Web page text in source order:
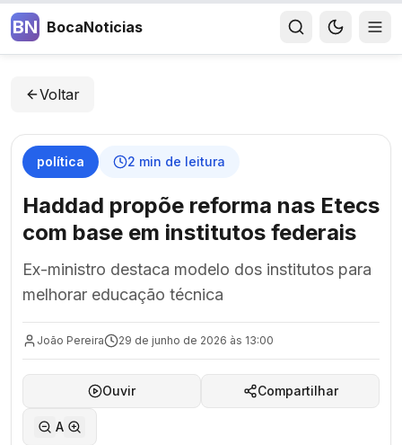
BN BocaNoticias
Voltar
política 2 min de leitura
Haddad propõe reforma nas Etecs
com base em institutos federais
Ex-ministro destaca modelo dos institutos para
melhorar educação técnica
João Pereira 29 de junho de 2026 às 13:00
Ouvir Compartilhar
A